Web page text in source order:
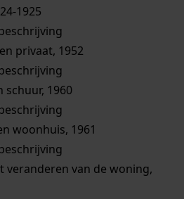
1925
privaat, 1952
schuur, 1960
woonhuis, 1961
veranderen van de woning,